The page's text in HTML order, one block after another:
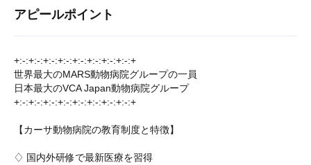
アピールポイント
+:-:+:-:+:-:+:-:+:-:+:-:+:-:+:-:+
世界最大のMARS動物病院グループの一員
日本最大のVCA Japan動物病院グループ
+:-:+:-:+:-:+:-:+:-:+:-:+:-:+:-:+
【カーサ動物病院の教育制度と特徴】
♢ 国内外研修で最新医療を習得